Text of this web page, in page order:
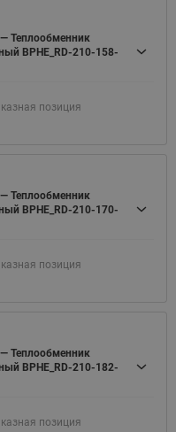
Теплообменник
BPHE_RD-210-158-
позиция
Теплообменник
BPHE_RD-210-170-
позиция
Теплообменник
BPHE_RD-210-182-
позиция